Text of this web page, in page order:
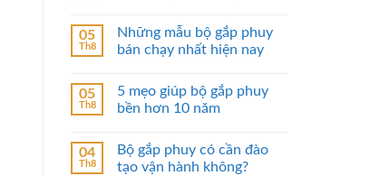
05
Th8
Những mẫu bộ gắp phuy
bán chạy nhất hiện nay
05
Th8
5 mẹo giúp bộ gắp phuy
bền hơn 10 năm
04
Th8
Bộ gắp phuy có cần đào
tạo vận hành không?